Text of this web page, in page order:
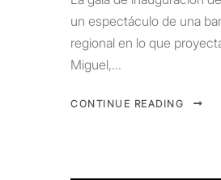
un espectáculo de una
regional en lo que
Miguel,...
CONTINUE READING